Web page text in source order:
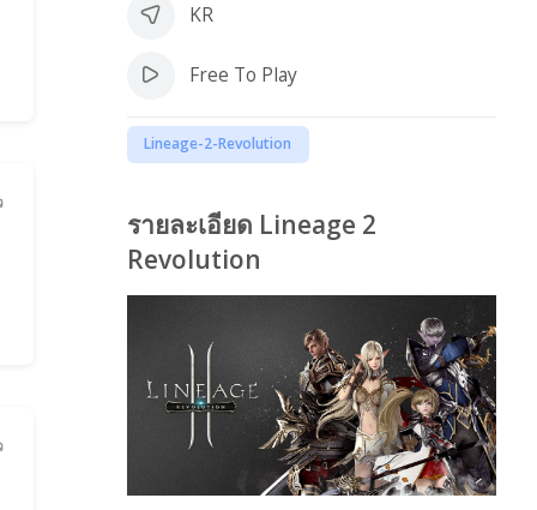
KR
Free To Play
Lineage-2-Revolution
รายละเอียด Lineage 2
Revolution